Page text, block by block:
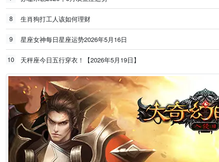
8 生肖狗打工人该如何理财
9 星座女神每日星座运势2026年5月16日
10 天秤座今日五行穿衣！【2026年5月19日】